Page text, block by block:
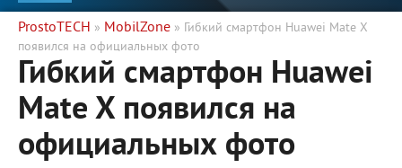
ProstoTECH » MobilZone » Гибкий смартфон Huawei Mate X
появился на официальных фото
Гибкий смартфон Huawei
Mate X появился на
официальных фото